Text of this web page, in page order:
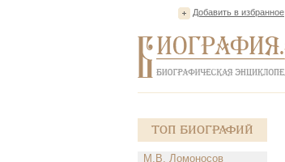
Добавить в избранное
Топ Биографий
М.В. Ломоносов